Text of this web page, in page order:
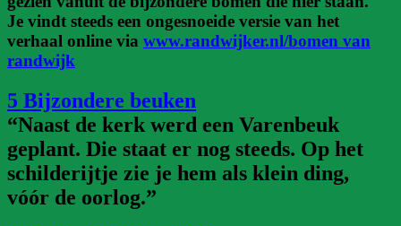
Je vindt steeds een ongesnoeide versie van het
verhaal online via www.randwijker.nl/bomen van
randwijk
5 Bijzondere beuken
“Naast de kerk werd een Varenbeuk
geplant. Die staat er nog steeds. Op het
schilderijtje zie je hem als klein ding,
vóór de oorlog.”